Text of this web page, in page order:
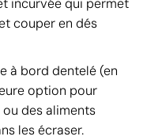
incurvée qui permet
couper en dés
à bord dentelé (en
option pour
des aliments
les écraser.